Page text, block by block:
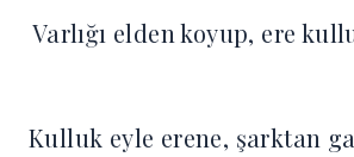
Varlığı elden koyup, ere
Kulluk eyle erene, şarktan